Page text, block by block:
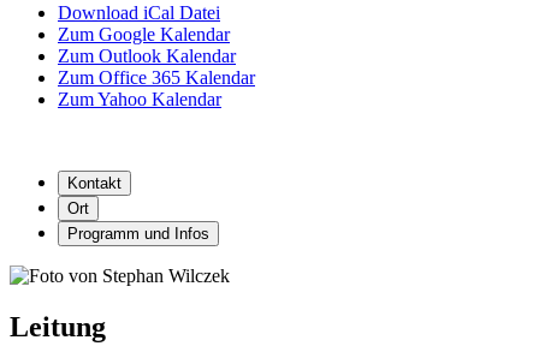
Download iCal Datei
Zum Google Kalendar
Zum Outlook Kalendar
Zum Office 365 Kalendar
Zum Yahoo Kalendar
Kontakt
Ort
Programm und Infos
Leitung